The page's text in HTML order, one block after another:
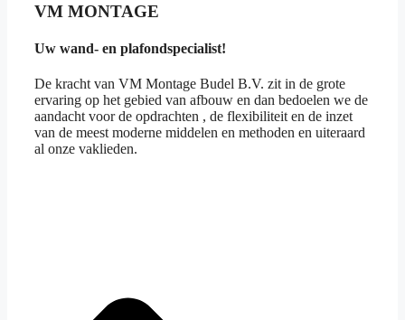
VM MONTAGE
Uw wand- en plafondspecialist!
De kracht van VM Montage Budel B.V. zit in de grote
ervaring op het gebied van afbouw en dan bedoelen we de
aandacht voor de opdrachten , de flexibiliteit en de inzet
van de meest moderne middelen en methoden en uiteraard
al onze vaklieden.